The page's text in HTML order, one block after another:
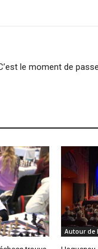
le moment de
Autour de